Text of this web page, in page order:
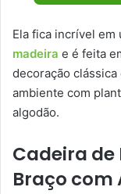
Ela fica incrível em
madeira e é feita
decoração
ambiente com
algodão.
Cadeira
Braço com